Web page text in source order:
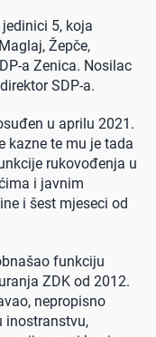
5, koja
Žepče,
a Zenica. Nosilac
SDP-a.
u aprilu 2021.
kazne te mu je tada
rukovođenja u
i javnim
i šest mjeseci od
funkciju
ZDK od 2012.
nepropisno
inostranstvu,